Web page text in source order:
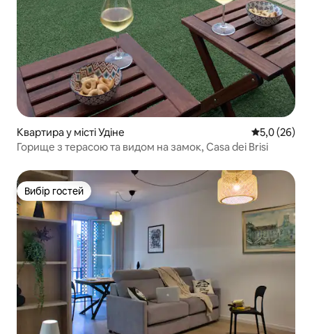
Квартира у місті Удіне Середня
5,0 (26)
Горище з терасою та видом на замок, Casa dei Brisi
Вибір гостей
Вибір гостей